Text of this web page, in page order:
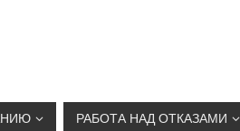
03-33, +7(926)274-03-33,
РАБОТА НАД ОТКАЗАМИ